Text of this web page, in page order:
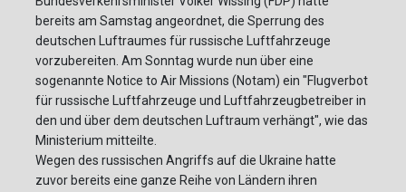
bereits am Samstag angeordnet, die Sperrung des
deutschen Luftraumes für russische Luftfahrzeuge
vorzubereiten. Am Sonntag wurde nun über eine
sogenannte Notice to Air Missions (Notam) ein "Flugverbot
für russische Luftfahrzeuge und Luftfahrzeugbetreiber in
den und über dem deutschen Luftraum verhängt", wie das
Ministerium mitteilte.
Wegen des russischen Angriffs auf die Ukraine hatte
zuvor bereits eine ganze Reihe von Ländern ihren